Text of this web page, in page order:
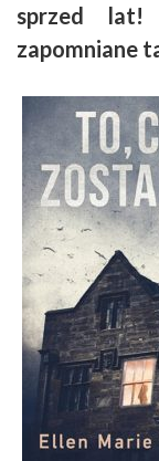
sprzed lat!
zapomniane